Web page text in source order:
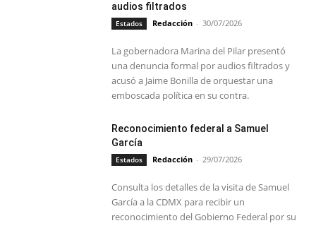
audios filtrados
Estados Redacción - 30/07/2026
La gobernadora Marina del Pilar presentó
una denuncia formal por audios filtrados y
acusó a Jaime Bonilla de orquestar una
emboscada política en su contra.
Reconocimiento federal a Samuel
García
Estados Redacción - 29/07/2026
Consulta los detalles de la visita de Samuel
García a la CDMX para recibir un
reconocimiento del Gobierno Federal por su